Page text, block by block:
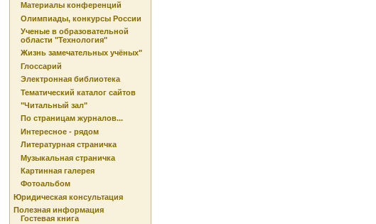
Материалы конференций
Олимпиады, конкурсы России
Ученые в образовательной
области "Технология"
Жизнь замечательных учёных"
Глоссарий
Электронная библиотека
Тематический каталог сайтов
"Читальный зал"
По страницам журналов...
Интересное - рядом
Литературная страничка
Музыкальная страничка
Картинная галерея
Фотоальбом
Юридическая консультация
Полезная информация
Гостевая книга